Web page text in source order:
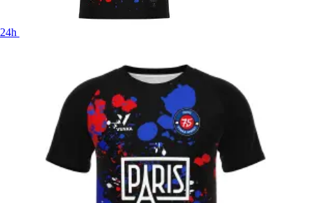
24h